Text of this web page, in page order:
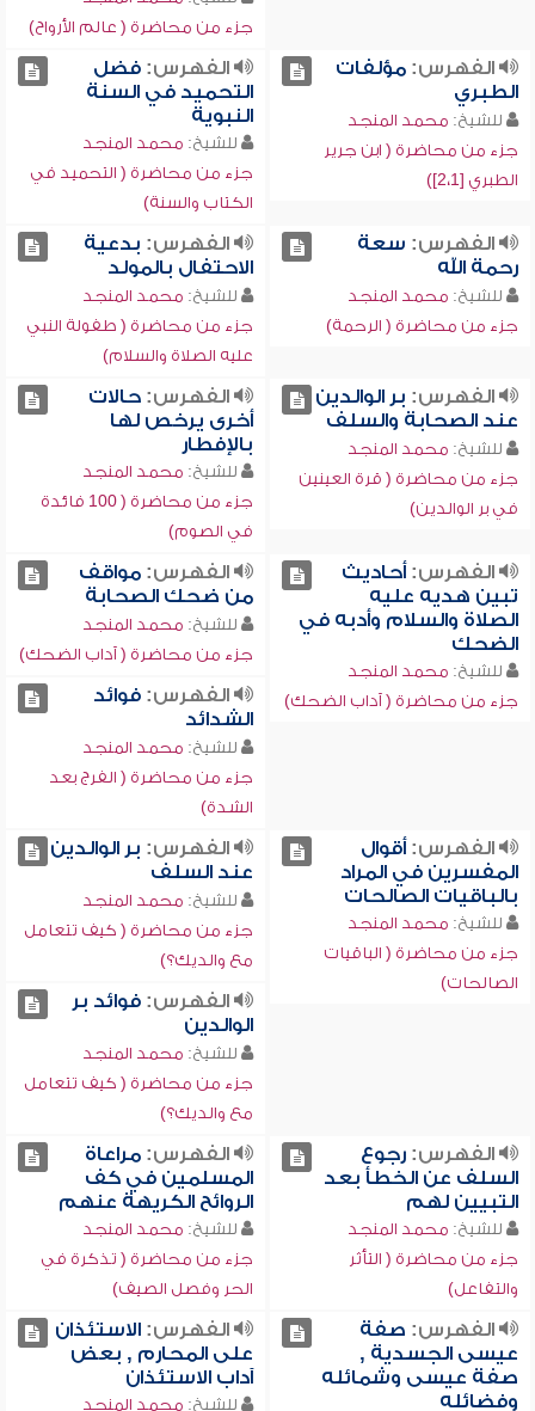
جزء من محاضرة ( عالم الأرواح)
الفهرس:مؤلفات
الطبري
للشيخ: محمد المنجد
جزء من محاضرة ( ابن جرير
الطبري [2،1])
الفهرس:فضل
التحميد في السنة
النبوية
للشيخ: محمد المنجد
جزء من محاضرة ( التحميد في
الكتاب والسنة)
الفهرس: سعة
رحمة الله
للشيخ: محمد المنجد
جزء من محاضرة ( الرحمة)
الفهرس: بدعية
الاحتفال بالمولد
للشيخ: محمد المنجد
جزء من محاضرة ( طفولة النبي
عليه الصلاة والسلام)
الفهرس: بر الوالدين
عند الصحابة والسلف
للشيخ: محمد المنجد
جزء من محاضرة ( قرة العينين
في بر الوالدين)
الفهرس:حالات
أخرى يرخص لها
بالإفطار
للشيخ: محمد المنجد
جزء من محاضرة ( 100 فائدة
في الصوم)
الفهرس:أحاديث
تبين هديه عليه
الصلاة والسلام وأدبه في
الضحك
للشيخ: محمد المنجد
جزء من محاضرة ( آداب الضحك)
الفهرس:مواقف
من ضحك الصحابة
للشيخ: محمد المنجد
جزء من محاضرة ( آداب الضحك)
الفهرس:فوائد
الشدائد
للشيخ: محمد المنجد
جزء من محاضرة ( الفرج بعد
الشدة)
الفهرس:أقوال
المفسرين في المراد
بالباقيات الصالحات
للشيخ: محمد المنجد
جزء من محاضرة ( الباقيات
الصالحات)
الفهرس: بر الوالدين
عند السلف
للشيخ: محمد المنجد
جزء من محاضرة ( كيف تتعامل
مع والديك؟)
الفهرس:فوائد بر
الوالدين
للشيخ: محمد المنجد
جزء من محاضرة ( كيف تتعامل
مع والديك؟)
الفهرس:رجوع
السلف عن الخطأ بعد
التبيين لهم
للشيخ: محمد المنجد
جزء من محاضرة ( التأثر
والتفاعل)
الفهرس:مراعاة
المسلمين في كف
الروائح الكريهة عنهم
للشيخ: محمد المنجد
جزء من محاضرة ( تذكرة في
الحر وفصل الصيف)
الفهرس: صفة
عيسى الجسدية ,
صفة عيسى وشمائله
وفضائله
الفهرس:الاستئذان
على المحارم , بعض
آداب الاستئذان
للشيخ: محمد المنجد